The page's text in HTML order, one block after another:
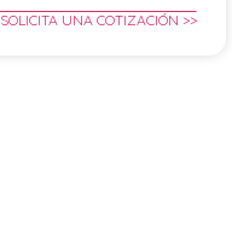
SOLICITA UNA COTIZACIÓN >>